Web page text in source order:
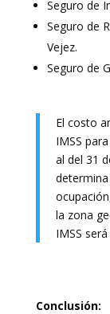
Seguro de
Seguro de
Vejez.
Seguro de
El costo
IMSS
al del 31
la zona
IMSS
Conclusión: